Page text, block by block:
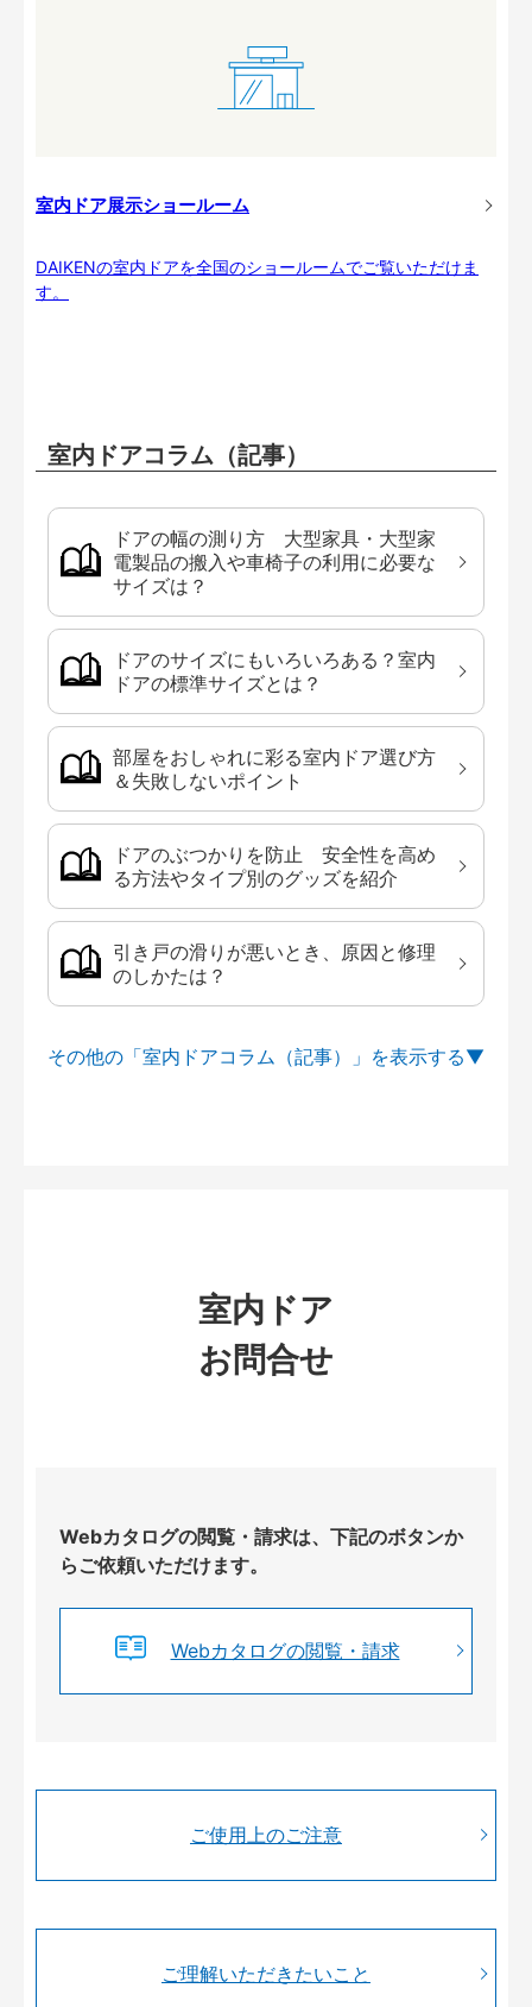
室内ドア展示ショールーム
DAIKENの室内ドアを全国のショールームでご覧いただけま
す。
室内ドアコラム（記事）
ドアの幅の測り方 大型家具・大型家
電製品の搬入や車椅子の利用に必要な
サイズは？
ドアのサイズにもいろいろある？室内
ドアの標準サイズとは？
部屋をおしゃれに彩る室内ドア選び方
＆失敗しないポイント
ドアのぶつかりを防止 安全性を高め
る方法やタイプ別のグッズを紹介
引き戸の滑りが悪いとき、原因と修理
のしかたは？
その他の「室内ドアコラム（記事）」を
室内ドア
お問合せ
Webカタログの閲覧・請求は、下記のボタンか
らご依頼いただけます。
Webカタログの閲覧・請求
ご使用上のご注意
ご理解いただきたいこと